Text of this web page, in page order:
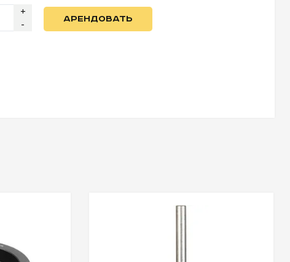
+
-
АРЕНДОВАТЬ